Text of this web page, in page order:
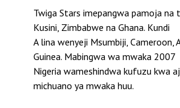
Twiga Stars imepangwa pamoja na
Kusini, Zimbabwe na Ghana. Kundi
A lina wenyeji Msumbiji, Cameroon,
Guinea. Mabingwa wa mwaka 2007
Nigeria wameshindwa kufuzu kwa
michuano ya mwaka huu.